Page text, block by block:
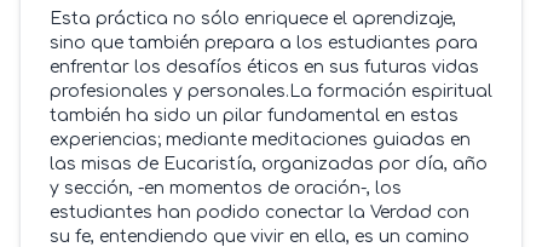
Esta práctica no sólo enriquece el aprendizaje,
sino que también prepara a los estudiantes para
enfrentar los desafíos éticos en sus futuras vidas
profesionales y personales.La formación espiritual
también ha sido un pilar fundamental en estas
experiencias; mediante meditaciones guiadas en
las misas de Eucaristía, organizadas por día, año
y sección, -en momentos de oración-, los
estudiantes han podido conectar la Verdad con
su fe, entendiendo que vivir en ella, es un camino